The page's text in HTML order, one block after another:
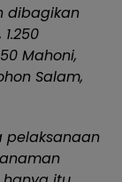
dibagikan
Mahoni,
Salam,
pelaksanaan